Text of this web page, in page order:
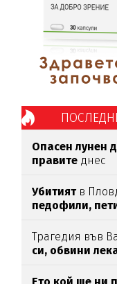
Опасен лунен
правите днес
Убитиятв
педофили,
Трагедия във
си, обвини